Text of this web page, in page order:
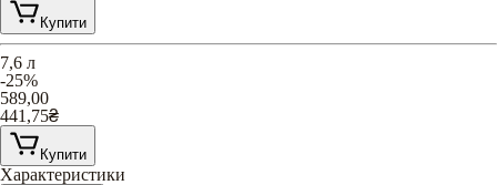
Купити
7,6 л
-25%
589,00
441,75₴
Купити
Характеристики